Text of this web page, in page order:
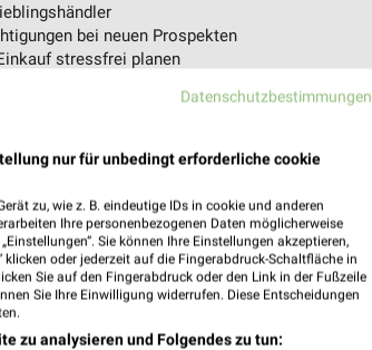
bei neuen Prospekten
stressfrei planen
jetzt laden oder QR-Code scannen.
Datenschutzbestimmungen
nur für unbedingt erforderliche cookie
zu, wie z. B. eindeutige IDs in cookie und anderen
Ihre personenbezogenen Daten möglicherweise
Sie können Ihre Einstellungen akzeptieren,
oder jederzeit auf die Fingerabdruck-Schaltfläche in
Sie auf den Fingerabdruck oder den Link in der Fußzeile
Sie Ihre Einwilligung widerrufen. Diese Entscheidungen
zu analysieren und Folgendes zu tun: